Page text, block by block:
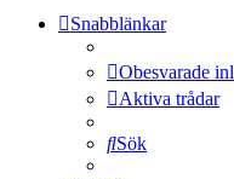
Snabblänkar
Obesvarade
Aktiva trådar
Sök